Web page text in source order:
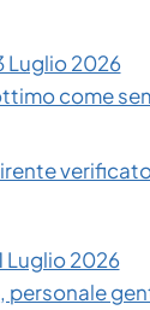
Luglio 2026
come
Luglio 2026
personale